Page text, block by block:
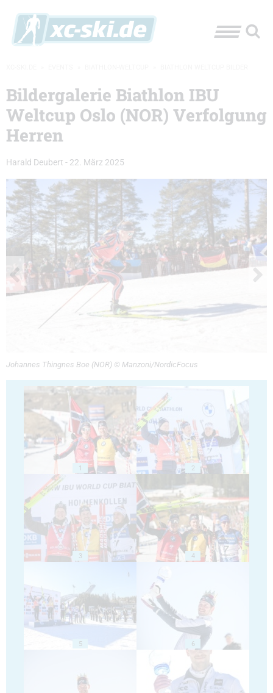
Bildergalerie Biathlon IBU
Weltcup Oslo (NOR) Verfolgung
Herren
Harald Deubert - 22. März 2025
Johannes Thingnes Boe (NOR) © Manzoni/NordicFocus
1 2
3 4
5 6